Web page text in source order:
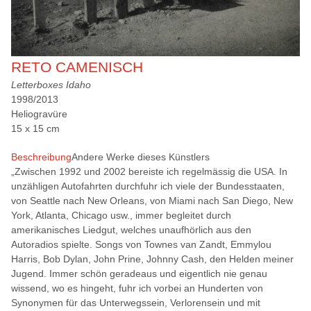
RETO CAMENISCH
Letterboxes Idaho
1998/2013
Heliogravüre
15 x 15 cm
BeschreibungAndere Werke dieses Künstlers
„Zwischen 1992 und 2002 bereiste ich regelmässig die USA. In
unzähligen Autofahrten durchfuhr ich viele der Bundesstaaten,
von Seattle nach New Orleans, von Miami nach San Diego, New
York, Atlanta, Chicago usw., immer begleitet durch
amerikanisches Liedgut, welches unaufhörlich aus den
Autoradios spielte. Songs von Townes van Zandt, Emmylou
Harris, Bob Dylan, John Prine, Johnny Cash, den Helden meiner
Jugend. Immer schön geradeaus und eigentlich nie genau
wissend, wo es hingeht, fuhr ich vorbei an Hunderten von
Synonymen für das Unterwegssein, Verlorensein und mit